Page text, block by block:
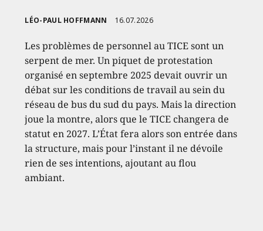
LÉO-PAUL HOFFMANN 16.07.2026
Les problèmes de personnel au TICE sont un
serpent de mer. Un piquet de protestation
organisé en septembre 2025 devait ouvrir un
débat sur les conditions de travail au sein du
réseau de bus du sud du pays. Mais la direction
joue la montre, alors que le TICE changera de
statut en 2027. L’État fera alors son entrée dans
la structure, mais pour l’instant il ne dévoile
rien de ses intentions, ajoutant au flou
ambiant.